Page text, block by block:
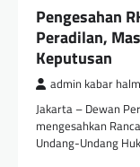
Pengesahan
Peradilan,
Keputusan
admin kabar
Jakarta – Dewan
mengesahkan
Undang-Undang